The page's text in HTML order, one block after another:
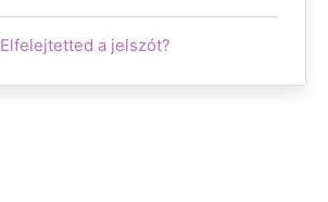
Elfelejtetted a jelszót?